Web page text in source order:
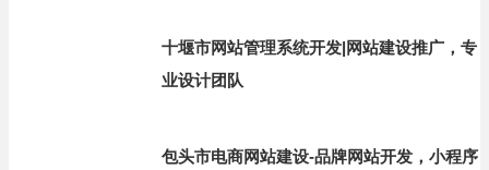
十堰市网站管理系统开发|网站建设推广，专
业设计团队
包头市电商网站建设-品牌网站开发，小程序